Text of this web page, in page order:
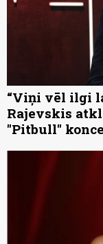
“Viņi vēl ilgi
Rajevskis
"Pitbull"